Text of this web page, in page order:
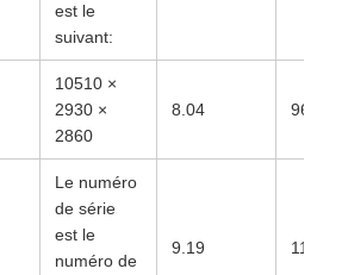
est le
suivant:
10510 ×
2930 ×
2860
8.04 96.11
Le numéro
de série
est le
numéro de
9.19 115.45